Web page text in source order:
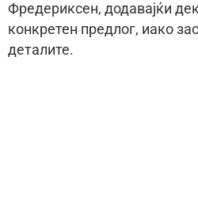
Фредериксен, додавајќи
конкретен предлог, иако
деталите.